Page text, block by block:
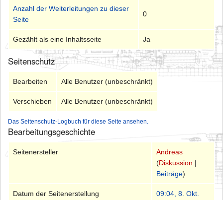
Anzahl der Weiterleitungen zu dieser
Seite
0
Gezählt als eine Inhaltsseite Ja
Seitenschutz
Bearbeiten Alle Benutzer (unbeschränkt)
Verschieben Alle Benutzer (unbeschränkt)
Das Seitenschutz-Logbuch für diese Seite ansehen.
Bearbeitungsgeschichte
Seitenersteller
Andreas
(Diskussion |
Beiträge)
Datum der Seitenerstellung
09:04, 8. Okt.